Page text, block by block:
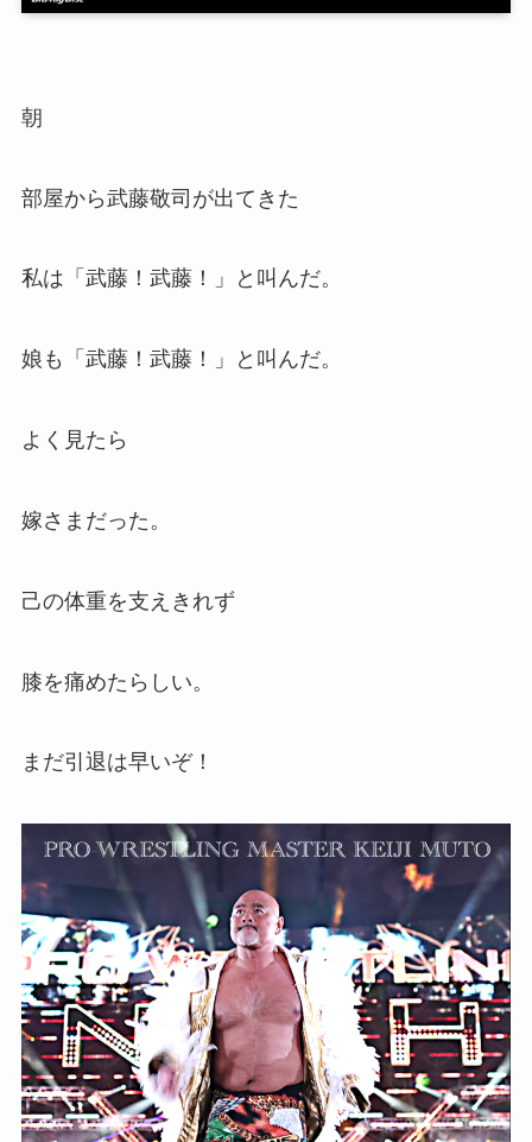
朝
部屋から武藤敬司が出てきた
私は「武藤！武藤！」と叫んだ。
娘も「武藤！武藤！」と叫んだ。
よく見たら
嫁さまだった。
己の体重を支えきれず
膝を痛めたらしい。
まだ引退は早いぞ！